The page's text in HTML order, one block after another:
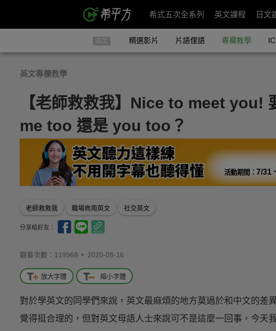
希式五次全系列 英文課程 日文
英文 精選影片 片語俚語 專欄教學
英文專欄教學
【老師救救我】Nice to meet you!
me too 還是 you too？
活動期間： 7/31
老師救救我 職場商用英文 社交英文
分享給好友：
觀看次數：119968 • 2020-09-16
放大字體 縮小字體
對於學英文的同學們來說，英文最麻煩的地方莫過於和中文的差
覺得挺合理的，但對英文母語人士來說可不是這麼一回事，今天